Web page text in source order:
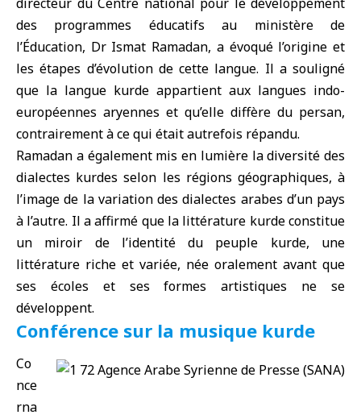
des programmes éducatifs au ministère de
l’Éducation, Dr Ismat Ramadan, a évoqué l’origine et
les étapes d’évolution de cette langue. Il a souligné
que la langue kurde appartient aux langues indo-
européennes aryennes et qu’elle diffère du persan,
contrairement à ce qui était autrefois répandu.
Ramadan a également mis en lumière la diversité des
dialectes kurdes selon les régions géographiques, à
l’image de la variation des dialectes arabes d’un pays
à l’autre. Il a affirmé que la littérature kurde constitue
un miroir de l’identité du peuple kurde, une
littérature riche et variée, née oralement avant que
ses écoles et ses formes artistiques ne se
développent.
Conférence sur la musique kurde
Co
nce
rna